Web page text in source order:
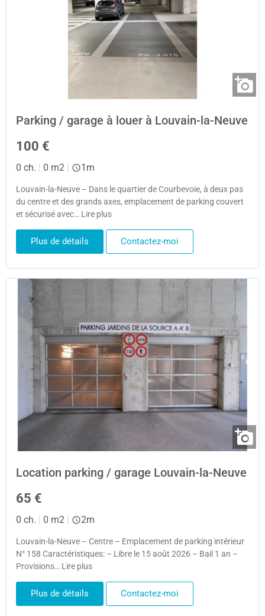
Parking / garage à louer à Louvain-la-Neuve
100 €
0 ch. | 0 m2 | 1m
Louvain-la-Neuve – Dans le quartier de Courbevoie, à deux pas
du centre et des grands axes, emplacement de parking couvert
et sécurisé avec… Lire plus
Plus de détails Contactez-moi
Location parking / garage Louvain-la-Neuve
65 €
0 ch. | 0 m2 | 2m
Louvain-la-Neuve – Centre – Emplacement de parking intérieur
N° 158 Caractéristiques: – Libre le 15 août 2026 – Bail 1 an –
Provisions… Lire plus
Plus de détails Contactez-moi